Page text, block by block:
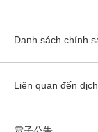
Danh sách chính
Liên quan đến